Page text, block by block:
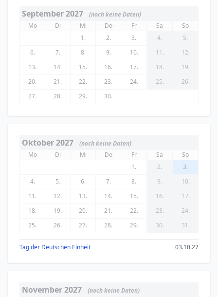
September 2027
(noch keine Daten)
Mo
Di Mi Do Fr Sa
So
1.
2. 3. 4.
5.
6.
7. 8. 9. 10. 11.
12.
13.
14. 15. 16. 17. 18.
19.
20.
21. 22. 23. 24. 25.
26.
27.
28. 29. 30.
Oktober 2027
(noch keine Daten)
Mo
Di Mi Do Fr Sa
So
1.
2.
3.
4.
5. 6. 7. 8. 9.
10.
11.
12. 13. 14. 15. 16.
17.
18.
19. 20. 21. 22. 23.
24.
25.
26. 27. 28. 29. 30. 31.
Tag der Deutschen Einheit 03.10.27
November 2027
(noch keine Daten)